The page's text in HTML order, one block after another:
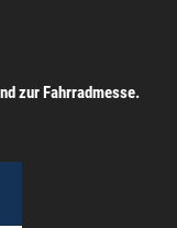
zur Fahrradmesse.